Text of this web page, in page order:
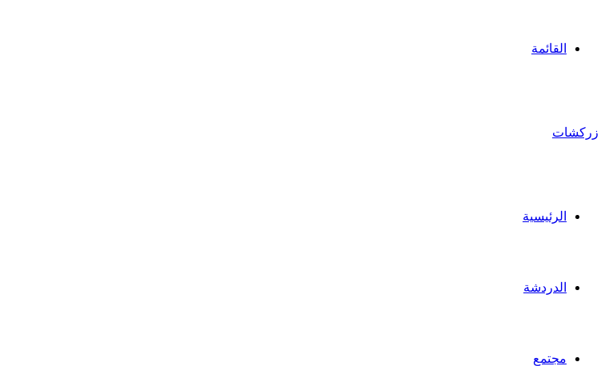
القائمة
زركشات
الرئيسية
الدردشة
مجتمع